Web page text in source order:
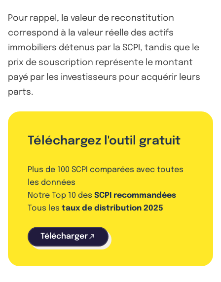
Pour rappel, la valeur de reconstitution
correspond à la valeur réelle des actifs
immobiliers détenus par la SCPI, tandis que le
prix de souscription représente le montant
payé par les investisseurs pour acquérir leurs
parts.
Téléchargez l'outil gratuit
Plus de 100 SCPI comparées avec toutes
les données
Notre Top 10 des SCPI recommandées
Tous les taux de distribution 2025
Télécharger